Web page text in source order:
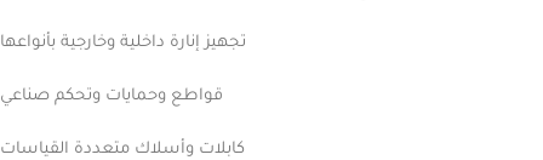
تجهيز إنارة داخلية وخارجية بأنواعها
قواطع وحمايات وتحكم صناعي
كابلات وأسلاك متعددة القياسات